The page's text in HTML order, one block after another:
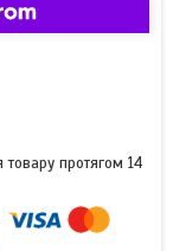
товару протягом 14